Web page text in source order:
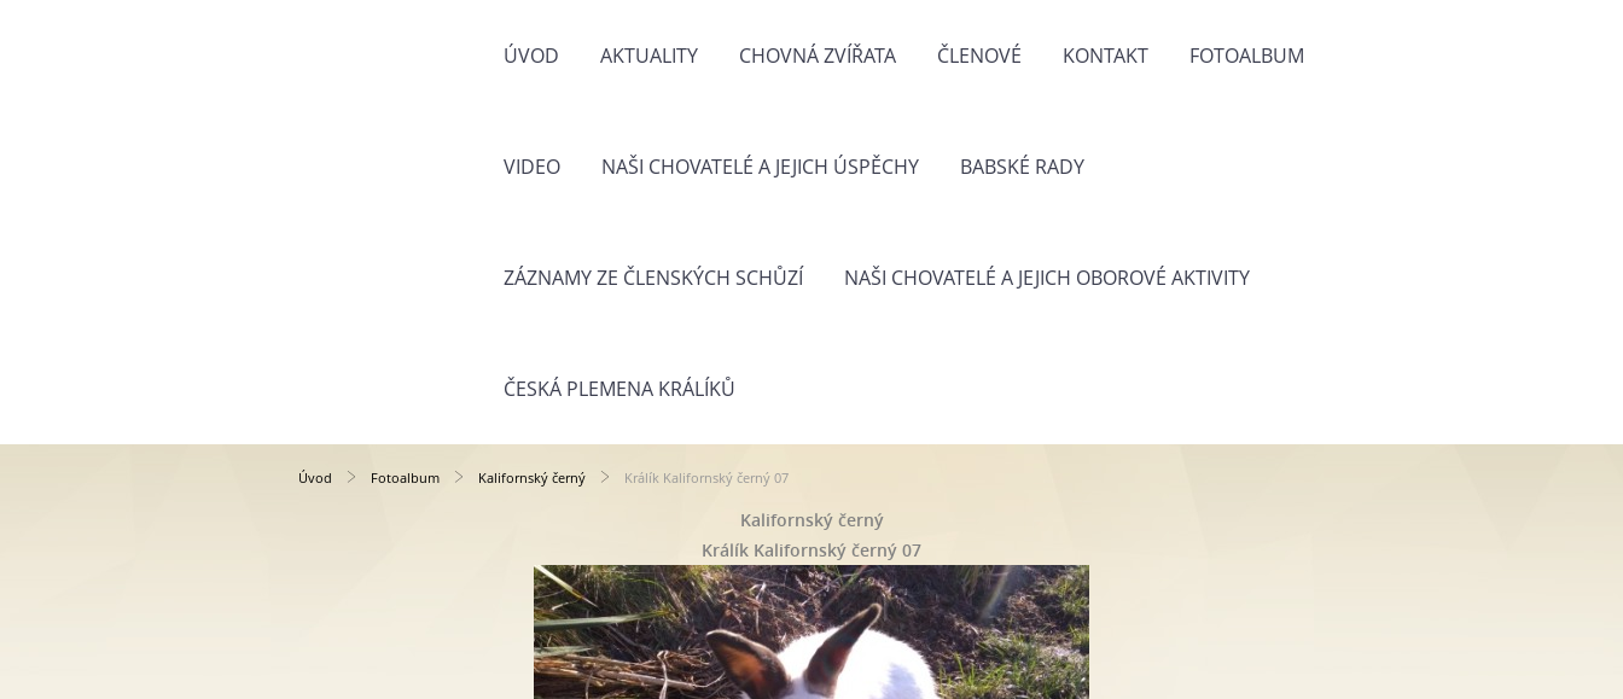
ÚVOD AKTUALITY CHOVNÁ ZVÍŘATA ČLENOVÉ KONTAKT FOTOALBUM
VIDEO NAŠI CHOVATELÉ A JEJICH ÚSPĚCHY BABSKÉ RADY
ZÁZNAMY ZE ČLENSKÝCH SCHŮZÍ NAŠI CHOVATELÉ A JEJICH OBOROVÉ AKTIVITY
ČESKÁ PLEMENA KRÁLÍKŮ
Úvod Fotoalbum Kalifornský černý Králík Kalifornský černý 07
Kalifornský černý
Králík Kalifornský černý 07